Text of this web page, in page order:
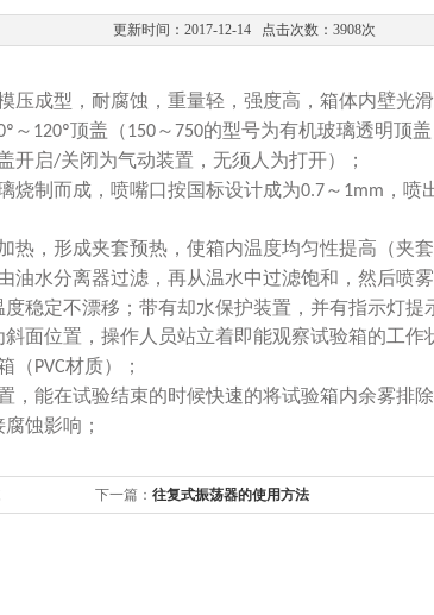
更新时间：2017-12-14 点击次数：3908次
压成型，耐腐蚀，重量轻，强度高，箱体内壁光
～ 120º顶盖（150～ 750的型号为有机玻璃透明顶
开启/关闭为气动装置，无须人为打开）；
烧制而成，喷嘴口按国标设计成为0.7～ 1mm ，喷
热，形成夹套预热，使箱内温度均匀性提高（夹
油水分离器过滤，再从温水中过滤饱和，然后喷
稳定不漂移；带有却水保护装置，并有指示灯提
面位置，操作人员站立着即能观察试验箱的工作
（ PVC材质）；
，能在试验结束的时候快速的将试验箱内余雾排
蚀影响；
下一篇： 往复式振荡器的使用方法